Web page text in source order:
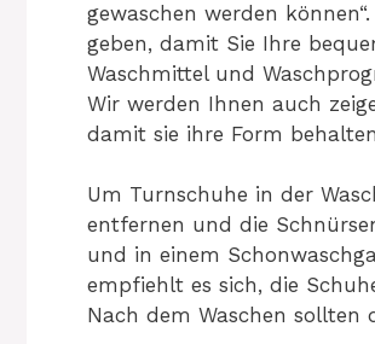
gewaschen werden
geben, damit Sie Ihre
Waschmittel und
Wir werden Ihnen auch
damit sie ihre Form
Um Turnschuhe in der
entfernen und die
und in einem
empfiehlt es sich, die
Nach dem Waschen